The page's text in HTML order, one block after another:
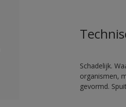
Schadelijk.
organismen,
gevormd.